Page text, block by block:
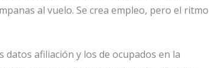
al vuelo. Se crea empleo, pero el ritmo
afiliación y los de ocupados en la